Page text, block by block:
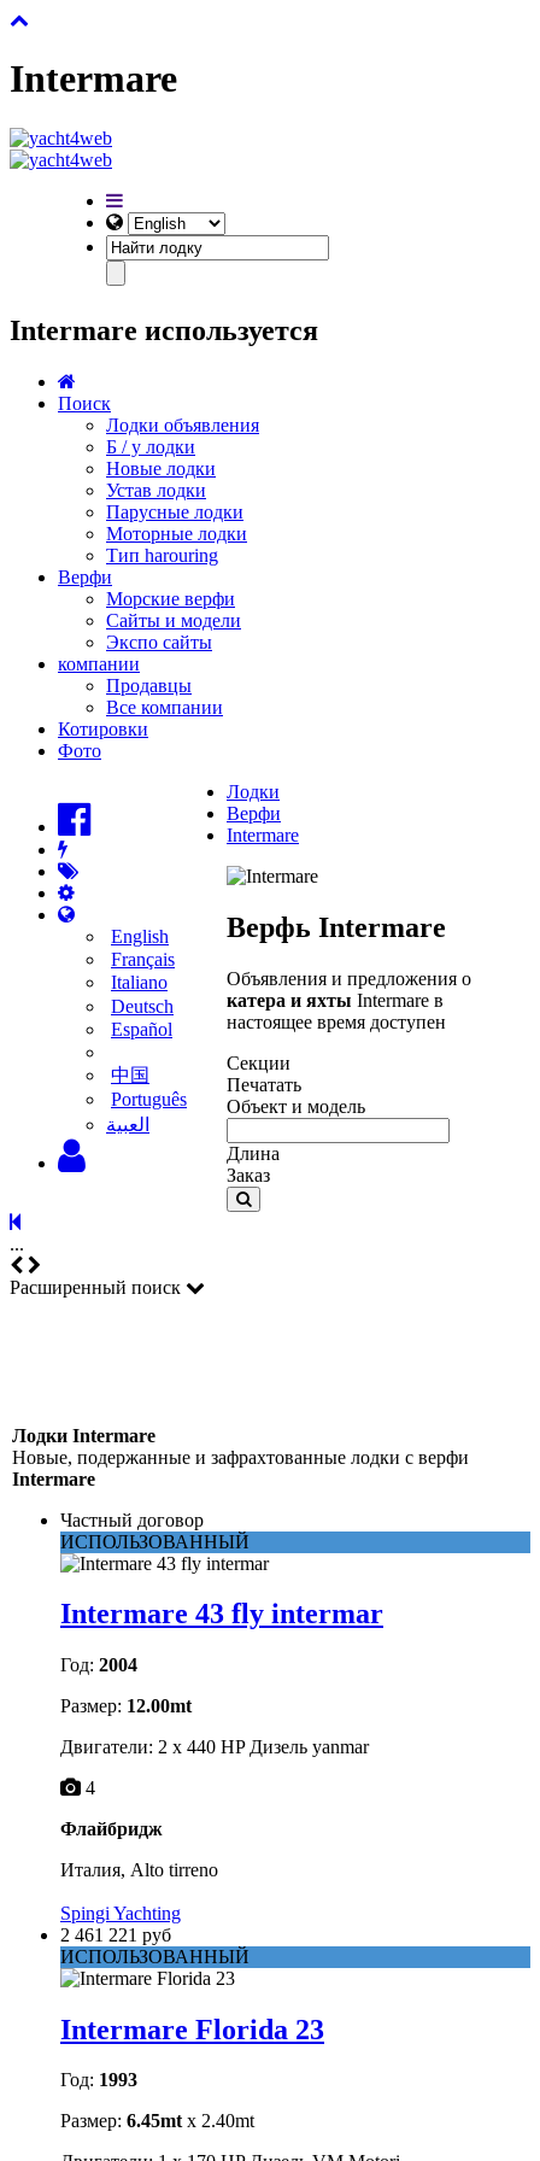
Intermare
Intermare используется
Поиск
Лодки объявления
Б / у лодки
Новые лодки
Устав лодки
Парусные лодки
Моторные лодки
Тип harouring
Верфи
Морские верфи
Сайты и модели
Экспо сайты
компании
Продавцы
Все компании
Котировки
Фото
English
Français
Italiano
Deutsch
Español
中国
Português
‫العبية
Лодки
Верфи
Intermare
Верфь Intermare
Объявления и предложения о
катера и яхты Intermare в
настоящее время доступен
Секции
Печатать
Объект и модель
Длина
Заказ
...
Расширенный поиск
Лодки Intermare
Новые, подержанные и зафрахтованные лодки с верфи
Intermare
Частный договор
ИСПОЛЬЗОВАННЫЙ
Intermare 43 fly intermar
Год: 2004
Размер: 12.00mt
Двигатели: 2 x 440 HP Дизель yanmar
4
Флайбридж
Италия, Alto tirreno
Spingi Yachting
2 461 221 руб
ИСПОЛЬЗОВАННЫЙ
Intermare Florida 23
Год: 1993
Размер: 6.45mtx 2.40mt